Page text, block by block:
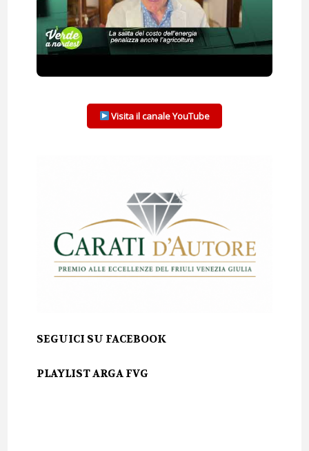
Visita il canale YouTube
SEGUICI SU FACEBOOK
PLAYLIST ARGA FVG